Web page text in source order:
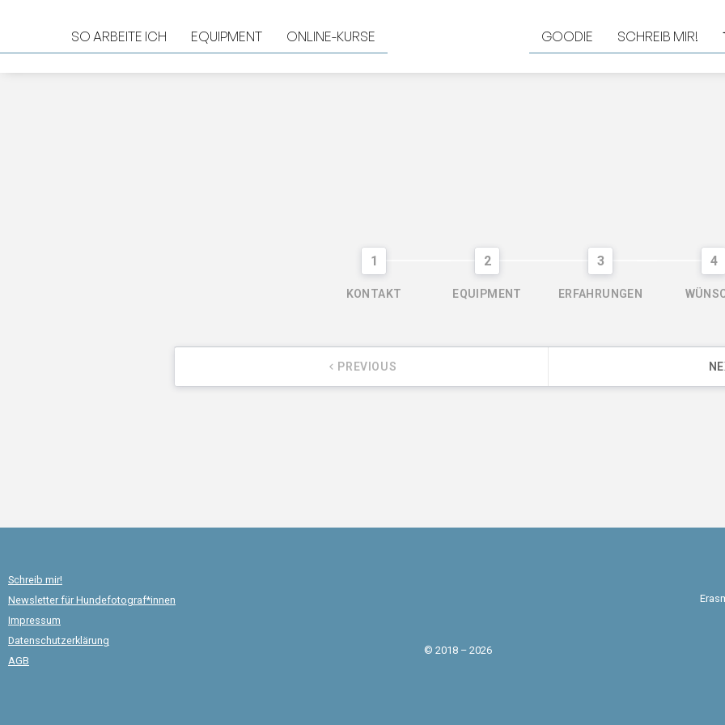
SO ARBEITE ICH EQUIPMENT ONLINE-KURSE GOODIE SCHREIB MIR!
1
KONTAKT
2
EQUIPMENT
3
ERFAHRUNGEN
4
keyboard_arrow_left PREVIOUS
Schreib mir!
Newsletter für Hundefotograf*innen
Impressum
Datenschutzerklärung
AGB
© 2018 – 2026